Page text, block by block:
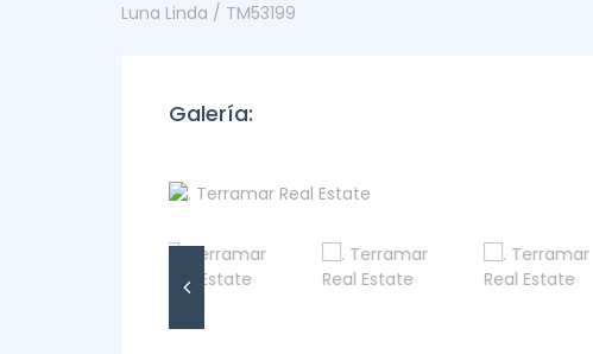
Luna Linda / TM53199
Galería: